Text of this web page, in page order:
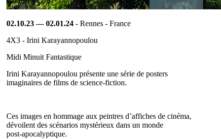
02.10.23 — 02.01.24 - Rennes - France
4X3 - Irini Karayannopoulou
Midi Minuit Fantastique
Irini Karayannopoulou présente une série de posters
imaginaires de films de science‑fiction.
Ces images en hommage aux peintres d’affiches de cinéma,
dévoilent des scénarios mystérieux dans un monde
post‑apocalyptique.